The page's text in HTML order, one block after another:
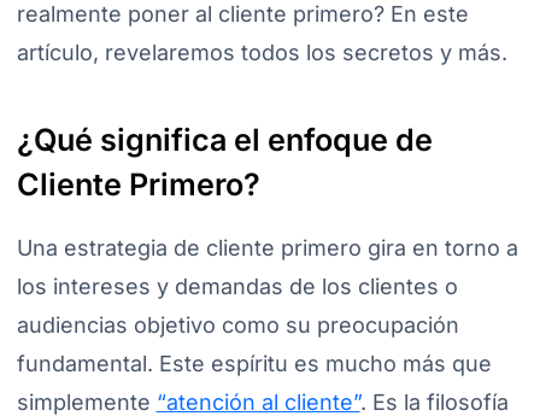
realmente poner al cliente primero? En este
artículo, revelaremos todos los secretos y más.
¿Qué significa el enfoque de
Cliente Primero?
Una estrategia de cliente primero gira en torno a
los intereses y demandas de los clientes o
audiencias objetivo como su preocupación
fundamental. Este espíritu es mucho más que
simplemente “atención al cliente”. Es la filosofía